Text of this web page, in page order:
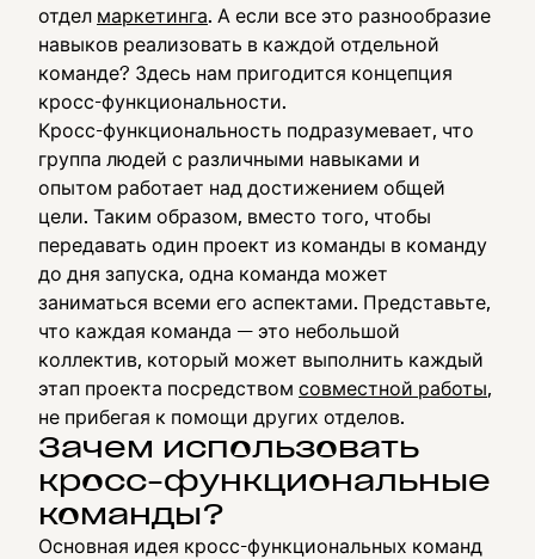
отдел маркетинга. А если все это разнообразие
навыков реализовать в каждой отдельной
команде? Здесь нам пригодится концепция
кросс-функциональности.
Кросс-функциональность подразумевает, что
группа людей с различными навыками и
опытом работает над достижением общей
цели. Таким образом, вместо того, чтобы
передавать один проект из команды в команду
до дня запуска, одна команда может
заниматься всеми его аспектами. Представьте,
что каждая команда — это небольшой
коллектив, который может выполнить каждый
этап проекта посредством совместной работы,
не прибегая к помощи других отделов.
Зачем использовать
кросс-функциональные
команды?
Основная идея кросс-функциональных команд